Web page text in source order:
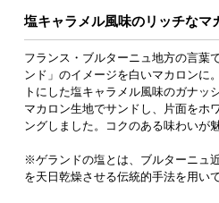
塩キャラメル風味のリッチなマ
フランス・ブルターニュ地方の言葉
ンド」のイメージを白いマカロンに
トにした塩キャラメル風味のガナッ
マカロン生地でサンドし、片面をホ
ングしました。コクのある味わいが
※ゲランドの塩とは、ブルターニュ
を天日乾燥させる伝統的手法を用い